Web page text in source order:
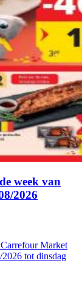
week van
2026
Market
tot dinsdag